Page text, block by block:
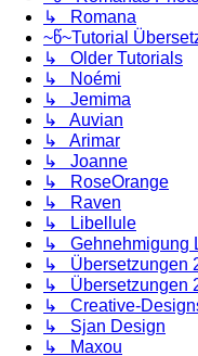
↳ Romana
~წ~Tutorial
↳ Older Tutorials
↳ Noémi
↳ Jemima
↳ Auvian
↳ Arimar
↳ Joanne
↳ RoseOrange
↳ Raven
↳ Libellule
↳ Gehnehmigung
↳ Übersetzungen
↳ Übersetzungen
↳ Creative-
↳ Sjan Design
↳ Maxou